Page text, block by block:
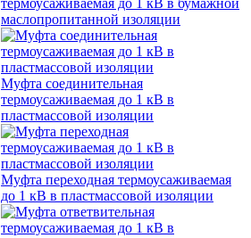
термоусаживаемая до 1 кВ в бумажной
маслопропитанной изоляции
Муфта соединительная
термоусаживаемая до 1 кВ в
пластмассовой изоляции
Муфта переходная термоусаживаемая
до 1 кВ в пластмассовой изоляции